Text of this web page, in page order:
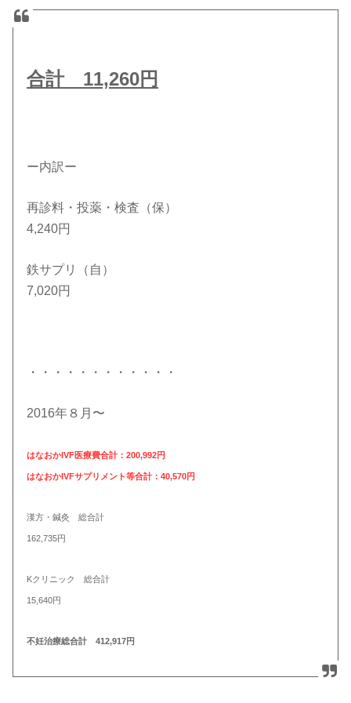
合計 11,260円
ー内訳ー
再診料・投薬・検査（保）
4,240円
鉄サプリ（自）
7,020円
・・・・・・・・・・・・
2016年８月〜
はなおかIVF医療費合計：200,992円
はなおかIVFサプリメント等合計：40,570円
漢方・鍼灸 総合計
162,735円
Kクリニック 総合計
15,640円
不妊治療総合計 412,917円